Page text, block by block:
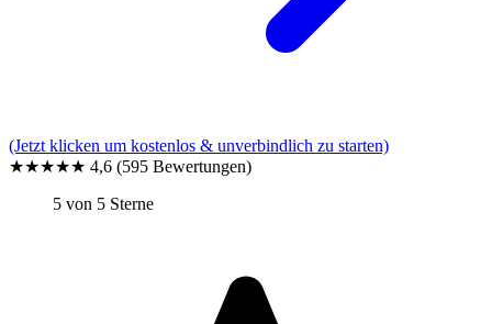
(Jetzt klicken um kostenlos & unverbindlich zu starten)
★★★★★ 4,6 (595 Bewertungen)
5 von 5 Sterne